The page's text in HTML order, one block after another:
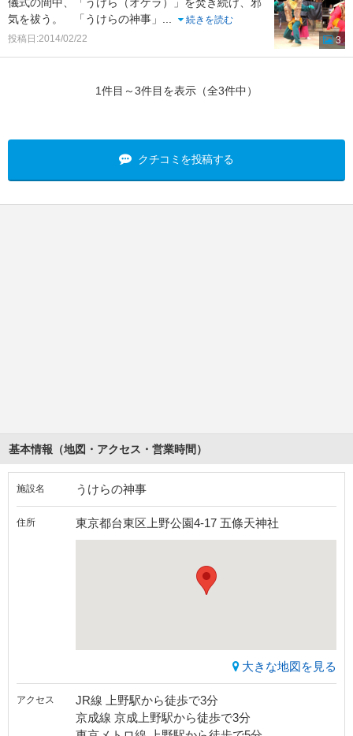
儀式の間中、「うけら（オケラ）」を焚き続け、邪
気を祓う。 「うけらの神事」 ...
続きを読む
投稿日:2014/02/22
3
1件目～3件目を表示（全3件中）
クチコミを投稿する
基本情報（地図・アクセス・営業時間）
施設名 うけらの神事
住所 東京都台東区上野公園4-17 五條天神社
大きな地図を見る
アクセス
JR線 上野駅から徒歩で3分
京成線 京成上野駅から徒歩で3分